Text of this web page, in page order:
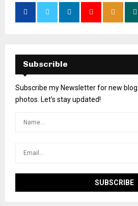
Subscrible
Subscribe my Newsletter for new
photos. Let's stay updated!